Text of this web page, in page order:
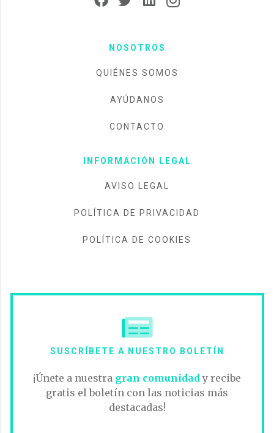
NOSOTROS
QUIÉNES SOMOS
AYÚDANOS
CONTACTO
INFORMACIÓN LEGAL
AVISO LEGAL
POLÍTICA DE PRIVACIDAD
POLÍTICA DE COOKIES
SUSCRÍBETE A NUESTRO BOLETÍN
¡Únete a nuestra gran comunidad y recibe
gratis el boletín con las noticias más
destacadas!